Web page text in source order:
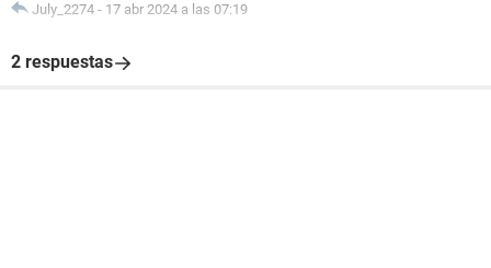
July_2274 - 17 abr 2024 a las 07:19
2 respuestas